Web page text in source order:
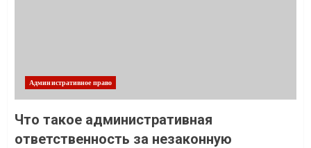
Административное право
Что такое административная
ответственность за незаконную